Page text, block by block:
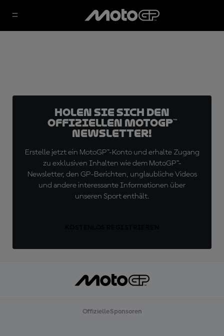
Holen Sie sich den
offiziellen MotoGP™
Newsletter!
Erstelle jetzt ein MotoGP™-Konto und erhalte Zugang
zu exklusiven Inhalten wie dem MotoGP™-
Newsletter, den GP-Berichten, unglaubliche Videos
und andere interessante Informationen über
unseren Sport enthält.
Offizielle Sponsoren